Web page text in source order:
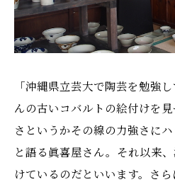
「沖縄県立芸大で陶芸を勉強
んの古いコバルトの絵付けを
さというかその線の力強さにハ
と語る眞喜屋さん。それ以来
けているのだといいます。さ